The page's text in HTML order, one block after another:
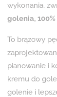
wykonania,
golenia,
To brązowy
pianowanie i
kremu do
golenie i